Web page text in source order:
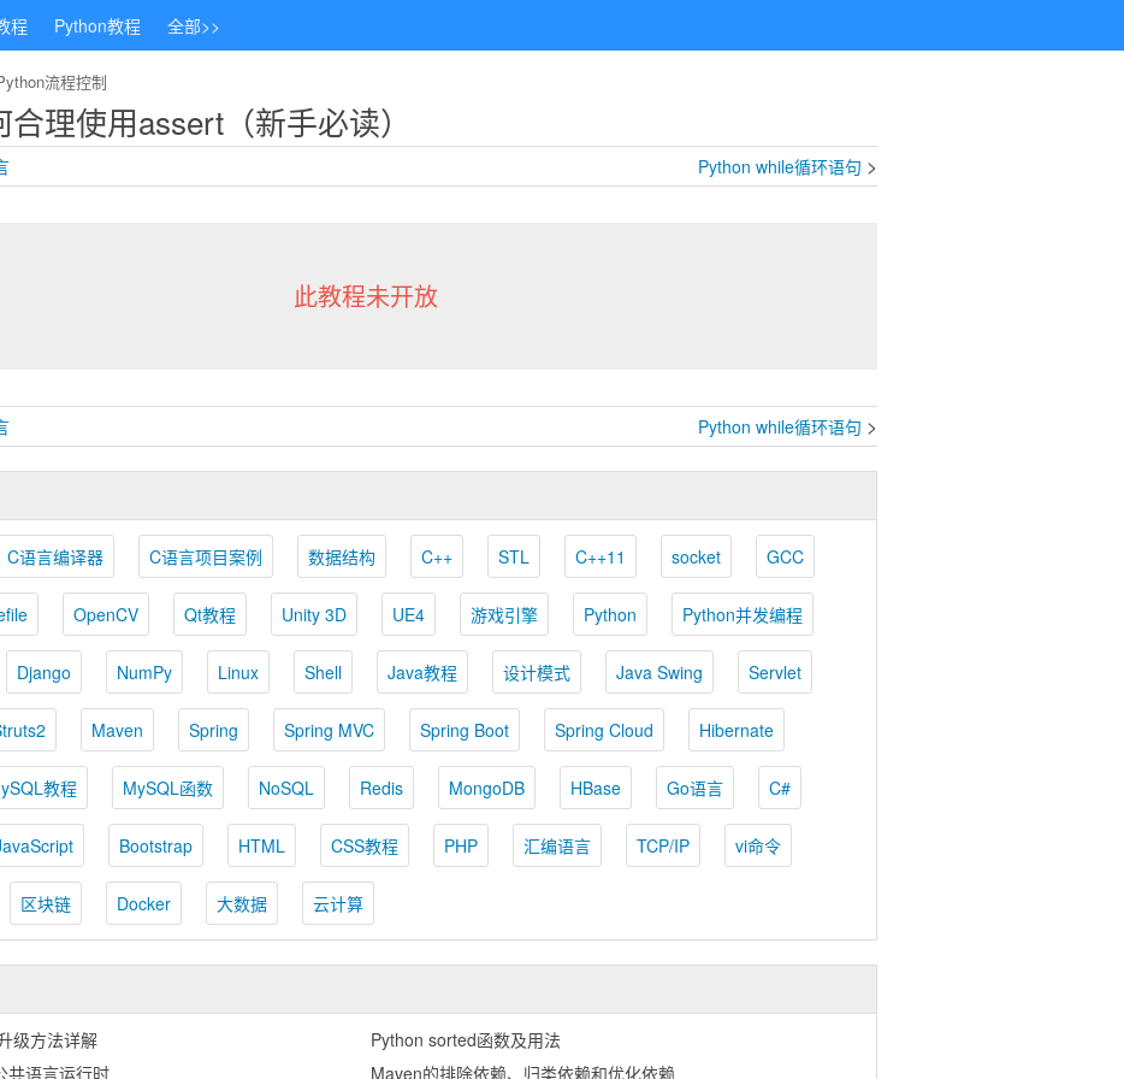
程 Python教程 全部>>
流程控制
理使用assert（新手必读）
Python while循环语句 >
此教程未开放
Python while循环语句 >
C语言编译器 C语言项目案例 数据结构 C++ STL C++11 socket GCC
OpenCV Qt教程 Unity 3D UE4 游戏引擎 Python Python并发编程
Django NumPy Linux Shell Java教程 设计模式 Java Swing Servlet
Maven Spring Spring MVC Spring Boot Spring Cloud Hibernate
教程 MySQL函数 NoSQL Redis MongoDB HBase Go语言 C#
Bootstrap HTML CSS教程 PHP 汇编语言 TCP/IP vi命令
区块链 Docker 大数据 云计算
级方法详解
Python sorted函数及用法
共语言运行时
Maven的排除依赖、归类依赖和优化依赖